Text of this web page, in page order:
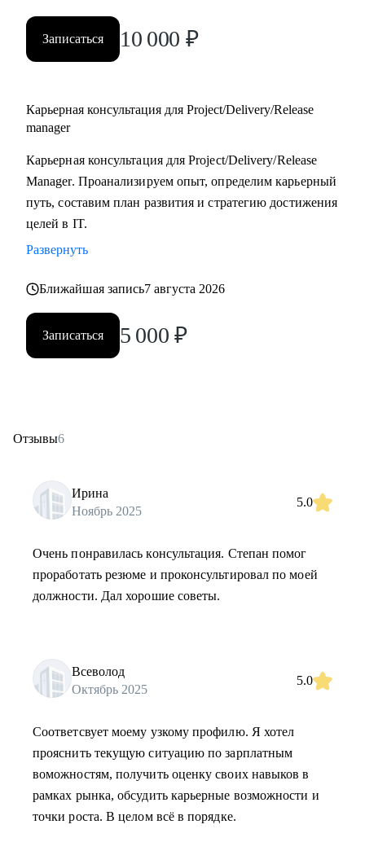
Записаться 10 000 ₽
Карьерная консультация для Project/Delivery/Release
manager
Карьерная консультация для Project/Delivery/Release
Manager. Проанализируем опыт, определим карьерный
путь, составим план развития и стратегию достижения
целей в IT.
Развернуть
Ближайшая запись7 августа 2026
Записаться 5 000 ₽
Отзывы6
Ирина
Ноябрь 2025
5.0
Очень понравилась консультация. Степан помог
проработать резюме и проконсультировал по моей
должности. Дал хорошие советы.
Всеволод
Октябрь 2025
5.0
Соответсвует моему узкому профилю. Я хотел
прояснить текущую ситуацию по зарплатным
воможностям, получить оценку своих навыков в
рамках рынка, обсудить карьерные возможности и
точки роста. В целом всё в порядке.